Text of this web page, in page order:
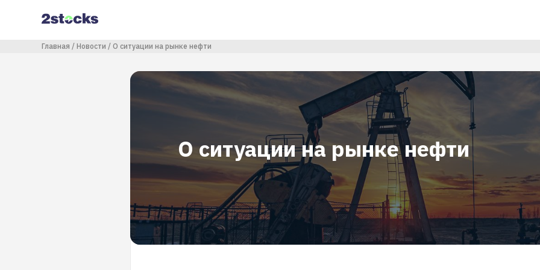
содержанию
Строка навигации
Главная Новости О ситуации на рынке нефти
О ситуации на рынке нефти